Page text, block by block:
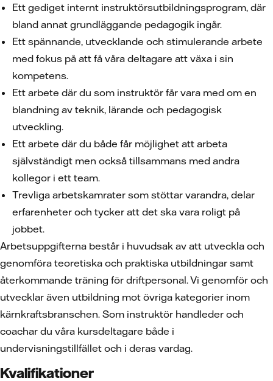
Ett gediget internt instruktörsutbildningsprogram, där
bland annat grundläggande pedagogik ingår.
Ett spännande, utvecklande och stimulerande arbete
med fokus på att få våra deltagare att växa i sin
kompetens.
Ett arbete där du som instruktör får vara med om en
blandning av teknik, lärande och pedagogisk
utveckling.
Ett arbete där du både får möjlighet att arbeta
självständigt men också tillsammans med andra
kollegor i ett team.
Trevliga arbetskamrater som stöttar varandra, delar
erfarenheter och tycker att det ska vara roligt på
jobbet.
Arbetsuppgifterna består i huvudsak av att utveckla och
genomföra teoretiska och praktiska utbildningar samt
återkommande träning för driftpersonal. Vi genomför och
utvecklar även utbildning mot övriga kategorier inom
kärnkraftsbranschen. Som instruktör handleder och
coachar du våra kursdeltagare både i
undervisningstillfället och i deras vardag.
Kvalifikationer